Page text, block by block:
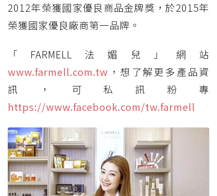
2012年榮獲國家優良商品金牌獎，於2015年
榮獲國家優良廠商第一品牌。
「FARMELL法媚兒」網站
www.farmell.com.tw ，想了解更多產品資
訊，可私訊粉專
https://www.facebook.com/tw.farmell